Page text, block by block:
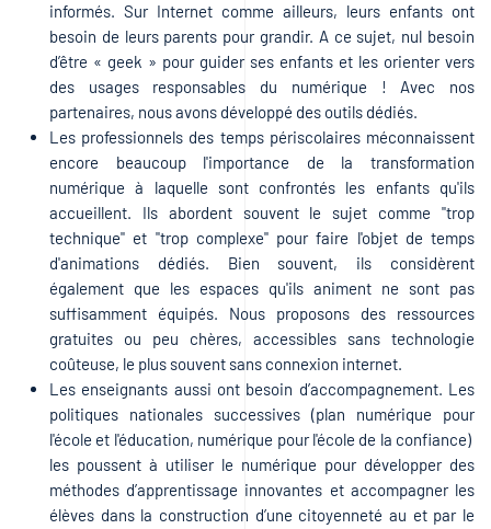
informés. Sur Internet comme ailleurs, leurs enfants ont
besoin de leurs parents pour grandir. A ce sujet, nul besoin
d’être « geek » pour guider ses enfants et les orienter vers
des usages responsables du numérique ! Avec nos
partenaires, nous avons développé des outils dédiés.
Les professionnels des temps périscolaires méconnaissent
encore beaucoup l'importance de la transformation
numérique à laquelle sont confrontés les enfants qu'ils
accueillent. Ils abordent souvent le sujet comme "trop
technique" et "trop complexe" pour faire l'objet de temps
d'animations dédiés. Bien souvent, ils considèrent
également que les espaces qu'ils animent ne sont pas
suffisamment équipés. Nous proposons des ressources
gratuites ou peu chères, accessibles sans technologie
coûteuse, le plus souvent sans connexion internet.
Les enseignants aussi ont besoin d’accompagnement. Les
politiques nationales successives (plan numérique pour
l'école et l'éducation, numérique pour l'école de la confiance)
les poussent à utiliser le numérique pour développer des
méthodes d’apprentissage innovantes et accompagner les
élèves dans la construction d’une citoyenneté au et par le